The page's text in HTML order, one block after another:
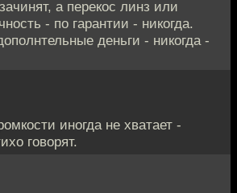
а перекос линз или
- по гарантии - никогда.
деньги - никогда -
иногда не хватает -
говорят.